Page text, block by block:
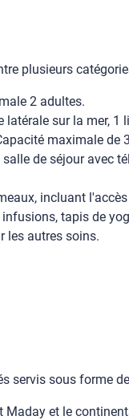
plusieurs
2 adultes.
sur la mer,
maximale de
de séjour avec
incluant
tapis de
les autres soins.
servis sous forme
et le